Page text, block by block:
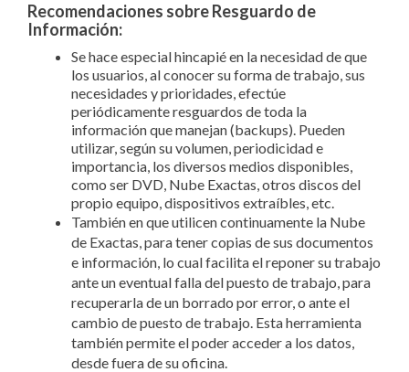
Recomendaciones sobre Resguardo de
Información:
Se hace especial hincapié en la necesidad de que
los usuarios, al conocer su forma de trabajo, sus
necesidades y prioridades, efectúe
periódicamente resguardos de toda la
información que manejan (backups). Pueden
utilizar, según su volumen, periodicidad e
importancia, los diversos medios disponibles,
como ser DVD, Nube Exactas, otros discos del
propio equipo, dispositivos extraíbles, etc.
También en que utilicen continuamente la Nube
de Exactas, para tener copias de sus documentos
e información, lo cual facilita el reponer su trabajo
ante un eventual falla del puesto de trabajo, para
recuperarla de un borrado por error, o ante el
cambio de puesto de trabajo. Esta herramienta
también permite el poder acceder a los datos,
desde fuera de su oficina.